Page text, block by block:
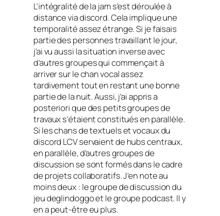
L’intégralité de lajam s’est déroulée à
distance via discord. Cela implique une
temporalité assez étrange. Si je faisais
partie des personnes travaillant le jour,
j’ai vu aussi la situation inverse avec
d’autres groupes qui commençait à
arriver sur le chan vocal assez
tardivement tout en restant une bonne
partie de la nuit. Aussi, j’ai apprisa
posteriorique des petits groupes de
travaux s’étaient constitués en parallèle.
Si leschansde textuels et vocaux du
discord LCV servaient de hubscentraux,
en parallèle, d’autres groupes de
discussion se sont formés dans le cadre
de projets collaboratifs. J’en note au
moins deux : le groupe de discussion du
jeudeglindoggoet le groupe podcast. Il y
en a peut-être eu plus.